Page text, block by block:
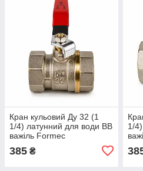
Кран кульовий Ду 32 (1
1/4) латунний для води ВВ
важіль Formec
385 ₴
1/